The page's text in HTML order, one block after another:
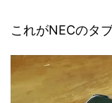
これがNECのタ